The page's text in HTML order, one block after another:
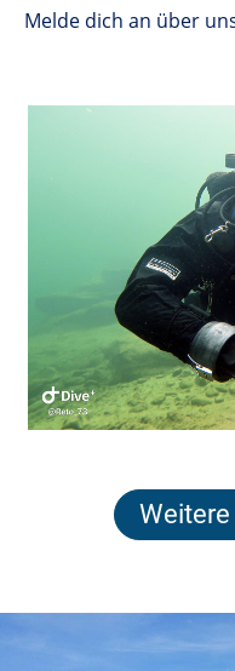
Melde dich an über